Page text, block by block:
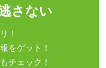
さない
！
をゲット！
チェック！